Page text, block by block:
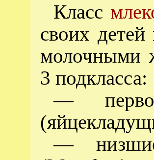
Класс
своих
молочными
3 подкласса:
—
—